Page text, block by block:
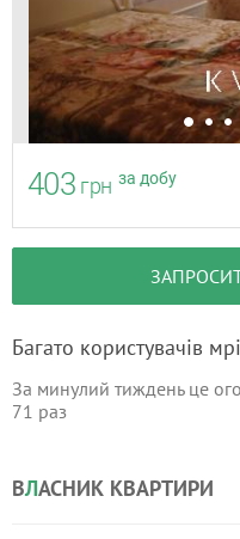
403 грн за добу
Багато користувачів
За минулий тиждень це
71 раз
ВЛАСНИК КВАРТИРИ